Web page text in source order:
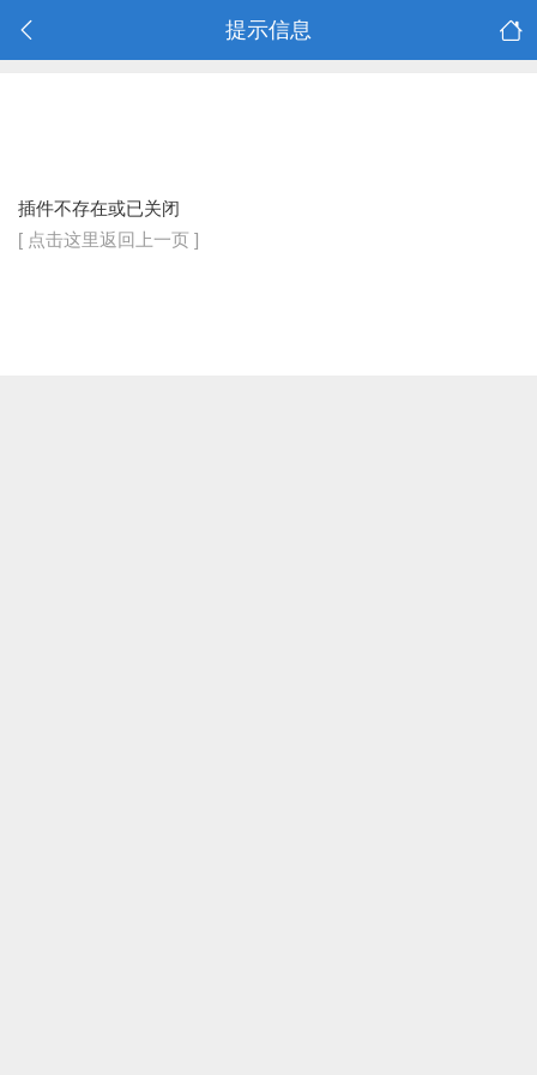
提示信息
插件不存在或已关闭
[ 点击这里返回上一页 ]